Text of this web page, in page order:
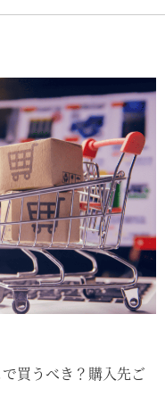
買うべき？購入先ご